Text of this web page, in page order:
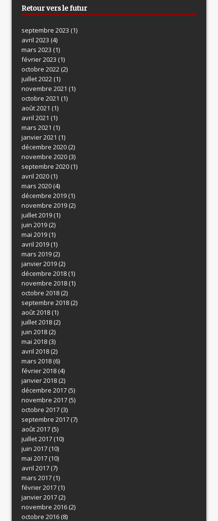
Retour vers le futur
septembre 2023 (1)
avril 2023 (4)
mars 2023 (1)
février 2023 (1)
octobre 2022 (2)
juillet 2022 (1)
novembre 2021 (1)
octobre 2021 (1)
août 2021 (1)
avril 2021 (1)
mars 2021 (1)
janvier 2021 (1)
décembre 2020(2)
novembre 2020(3)
septembre 2020(1)
avril 2020(1)
mars 2020(4)
décembre 2019(1)
novembre 2019(2)
juillet 2019(1)
juin 2019(2)
mai 2019(1)
avril 2019(1)
mars 2019(2)
janvier 2019(2)
décembre 2018(1)
novembre 2018(1)
octobre 2018(2)
septembre 2018(2)
août 2018(1)
juillet 2018(2)
juin 2018(2)
mai 2018(3)
avril 2018(2)
mars 2018(6)
février 2018(4)
janvier 2018(2)
décembre 2017(5)
novembre 2017(5)
octobre 2017(3)
septembre 2017(7)
août 2017(5)
juillet 2017(10)
juin 2017(10)
mai 2017(10)
avril 2017(7)
mars 2017(1)
février 2017(1)
janvier 2017(2)
novembre 2016(2)
octobre 2016(8)